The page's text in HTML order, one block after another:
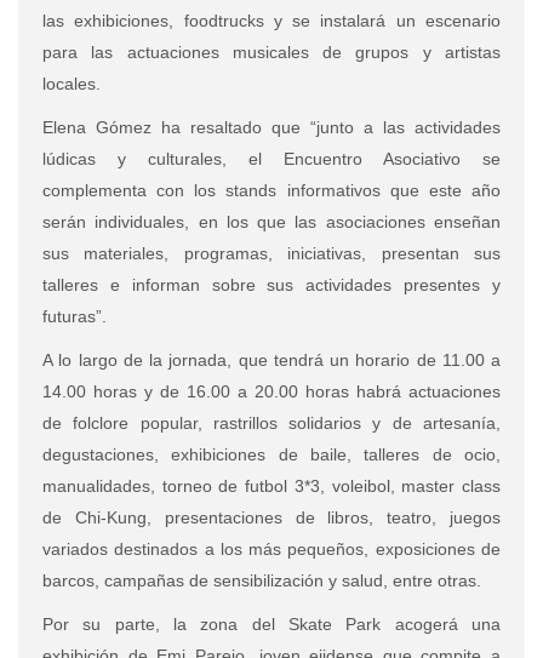
las exhibiciones, foodtrucks y se instalará un escenario
para las actuaciones musicales de grupos y artistas
locales.
Elena Gómez ha resaltado que “junto a las actividades
lúdicas y culturales, el Encuentro Asociativo se
complementa con los stands informativos que este año
serán individuales, en los que las asociaciones enseñan
sus materiales, programas, iniciativas, presentan sus
talleres e informan sobre sus actividades presentes y
futuras”.
A lo largo de la jornada, que tendrá un horario de 11.00 a
14.00 horas y de 16.00 a 20.00 horas habrá actuaciones
de folclore popular, rastrillos solidarios y de artesanía,
degustaciones, exhibiciones de baile, talleres de ocio,
manualidades, torneo de futbol 3*3, voleibol, master class
de Chi-Kung, presentaciones de libros, teatro, juegos
variados destinados a los más pequeños, exposiciones de
barcos, campañas de sensibilización y salud, entre otras.
Por su parte, la zona del Skate Park acogerá una